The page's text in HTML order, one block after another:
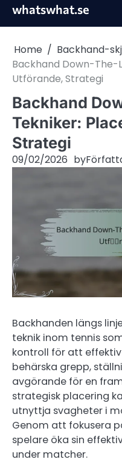
Skipwhatswhat.se
Home
Backhand-
Backhand Down-The-
Utförande, Strategi
Backhand
Tekniker:
Strategi
09/02/2026 by
Backhanden längs
teknik inom tennis
kontroll för att
behärska grepp,
avgörande för en
strategisk placering
utnyttja svagheter i
Genom att fokusera
spelare öka sin
under matcher.